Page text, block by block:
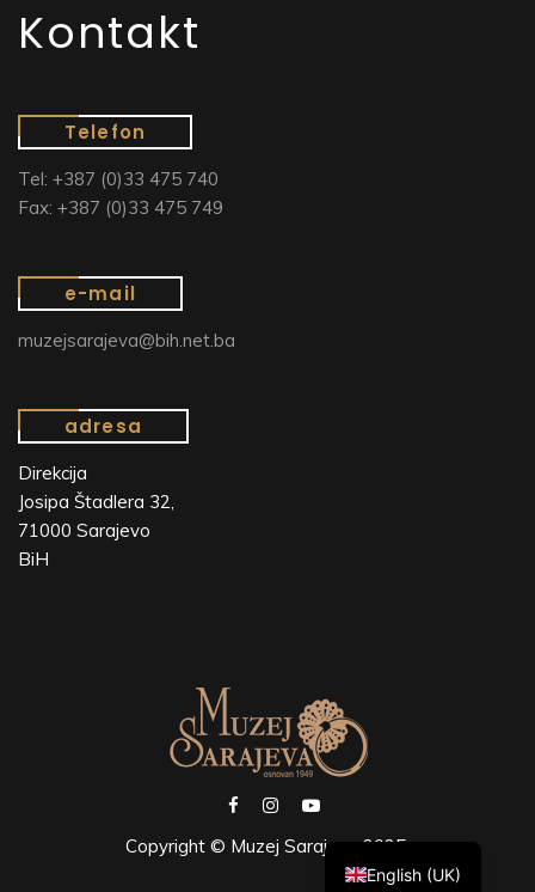
Kontakt
Telefon
Tel: +387 (0)33 475 740
Fax: +387 (0)33 475 749
e-mail
muzejsarajeva@bih.net.ba
adresa
Direkcija
Josipa Štadlera 32,
71000 Sarajevo
BiH
Copyright © Muzej Sarajeva 2025.
English (UK)